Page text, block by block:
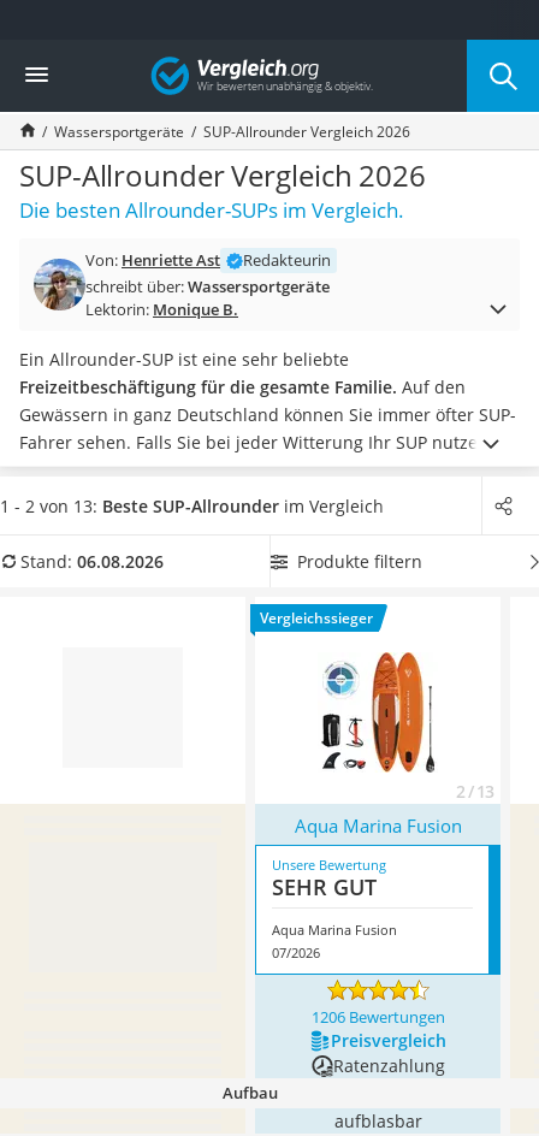
Die beliebtesten Vergleiche nach Kategorie
Freizeit & Sport
Gartentrampolin
Trampolin
Metalldetektor
Eufab-Fahrradträger
Trampolin 366 cm
Aluminium-Koffer
Futterboot
E-Bike-Dreirad
Trekkingschuhe Herren
Reisetasche mit Rollen
Klimmzugstation
Koffer
Nachtsichtgerät
Handgepäck-Koffer
Vergleich
Wassersportgeräte SUP-Allrounder Vergleich 2026
SUP-Allrounder Vergleich 2026
Die besten Allrounder-SUPs im Vergleich.
Von: Henriette Ast
Redakteurin
schreibt über:Wassersportgeräte
Lektorin: Monique B.
Ein Allrounder-SUP ist eine sehr beliebte
Freizeitbeschäftigung für die gesamte Familie. Auf den
Gewässern in ganz Deutschland können Sie immer öfter SUP-
Fahrer sehen. Falls Sie bei jeder Witterung Ihr SUP nutzen
möchten, eignet sich einSUP-Trockenanzug.Test im Internet
zeigen, dass Allrounder-SUPs immer eine Mindestlänge von
Vergleichstabelle ein Allrounder-SUP mit Platz für Ihre ganze
Aqua Marina Fusion* mit seinen Eigenschaften.
1 - 2 von 13: Beste SUP-Allrounder im Vergleich
Stand: 06.08.2026 Produkte filtern
Vergleichssieger
2 / 13
Aqua Marina Fusion
Unsere Bewertung
SEHR GUT
Aqua Marina Fusion
07/2026
1206 Bewertungen
Preis­vergleich
Ratenzahlung
Aufbau
aufblasbar